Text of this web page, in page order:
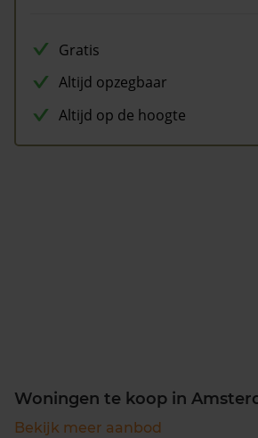
Gratis
Altijd opzegbaar
Altijd op de hoogte
Woningen te koop in
Bekijk meer aanbod